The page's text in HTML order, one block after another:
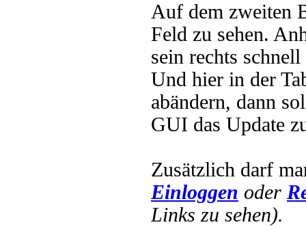
Auf dem zweiten
Feld zu sehen.
sein rechts
Und hier in der
abändern, dann
GUI das Update
Zusätzlich darf
Einloggen oder
Links zu sehen).